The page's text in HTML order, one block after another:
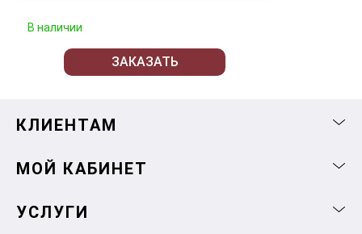
В наличии
ЗАКАЗАТЬ
КЛИЕНТАМ
МОЙ КАБИНЕТ
УСЛУГИ